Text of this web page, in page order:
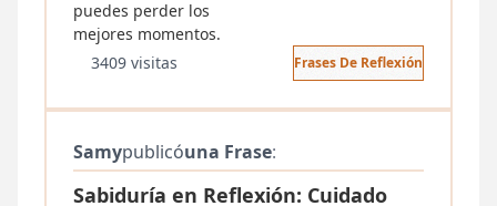
puedes perder los
mejores momentos.
3409 visitas
Frases De Reflexión
Samypublicóuna Frase:
Sabiduría en Reflexión: Cuidado